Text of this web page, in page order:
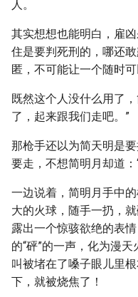
人。
其实想想也能明白，雇
住是要判死刑的，哪还
匿，不可能让一个随时
既然这个人没什么用了
了，起来跟我们走吧。”
那枪手还以为简天明是
要走，不想简明月却道
一边说着，简明月手中
大的火球，随手一扔，
露出一个惊骇欲绝的表
的“砰”的一声，化为漫
叫被堵在了嗓子眼儿里
下，就被烧焦了！